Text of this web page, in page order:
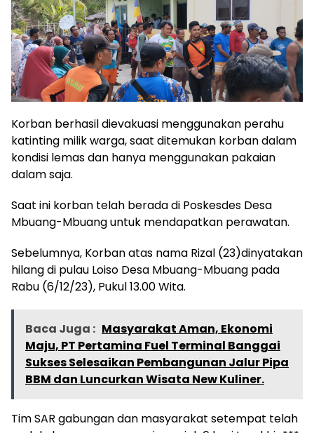
Korban berhasil dievakuasi menggunakan perahu
katinting milik warga, saat ditemukan korban dalam
kondisi lemas dan hanya menggunakan pakaian
dalam saja.
Saat ini korban telah berada di Poskesdes Desa
Mbuang-Mbuang untuk mendapatkan perawatan.
Sebelumnya, Korban atas nama Rizal (23)dinyatakan
hilang di pulau Loiso Desa Mbuang-Mbuang pada
Rabu (6/12/23), Pukul 13.00 Wita.
Baca Juga : Masyarakat Aman, Ekonomi
Maju, PT Pertamina Fuel Terminal Banggai
Sukses Selesaikan Pembangunan Jalur Pipa
BBM dan Luncurkan Wisata New Kuliner.
Tim SAR gabungan dan masyarakat setempat telah